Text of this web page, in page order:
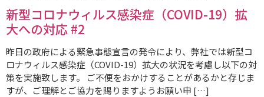
新型コロナウィルス感染症（COVID-19）拡
大への対応 #2
昨日の政府による緊急事態宣言の発令により、弊社では新型コ
ロナウィルス感染症（COVID-19）拡大の状況を考慮し以下の対
策を実施致します。 ご不便をおかけすることがあるかと存じま
すが、ご理解とご協力を賜りますようお願い申 […]